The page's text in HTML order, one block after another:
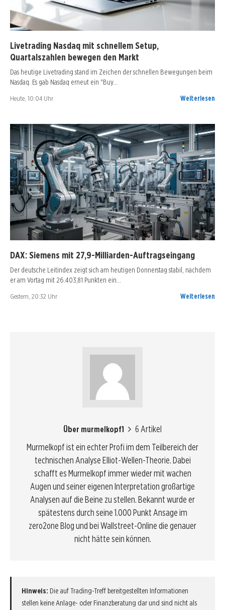
Livetrading Nasdaq mit schnellem Setup,
Quartalszahlen bewegen den Markt
Das heutige Livetrading stand im Zeichen der schnellen Bewegungen beim
Nasdaq. Es gab Nasdaq erneut ein "Buy…
Heute, 10:04 Uhr Weiterlesen
DAX: Siemens mit 27,9-Milliarden-Auftragseingang
Der deutsche Leitindex zeigt sich am heutigen Donnerstag stabil, nachdem
er am Vortag mit 26.403,81 Punkten ein…
Gestern, 20:32 Uhr Weiterlesen
Über murmelkopf1
6 Artikel
Murmelkopf ist ein echter Profi im dem Teilbereich der
technischen Analyse Elliot-Wellen-Theorie. Dabei
schafft es Murmelkopf immer wieder mit wachen
Augen und seiner eigenen Interpretation großartige
Analysen auf die Beine zu stellen. Bekannt wurde er
spätestens durch seine 1.000 Punkt Ansage im
zero2one Blog und bei Wallstreet-Online die genauer
nicht hätte sein können.
Hinweis: Die auf Trading-Treff bereitgestellten Informationen
stellen keine Anlage- oder Finanzberatung dar und sind nicht als